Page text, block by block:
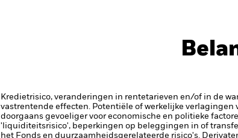
Kredietrisico, veranderingen in rentetarieven en/of in de
vastrentende effecten. Potentiële of werkelijke
doorgaans gevoeliger voor economische en politieke
'liquiditeitsrisico', beperkingen op beleggingen in of
het Fonds en duurzaamheidsgerelateerde risico's.